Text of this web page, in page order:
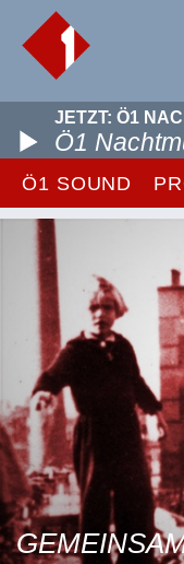
JETZT: Ö1
Ö1
Ö1 SOUND